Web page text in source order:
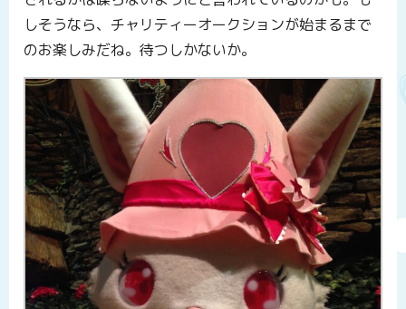
しそうなら、チャリティーオークションが始まるまで
のお楽しみだね。待つしかないか。